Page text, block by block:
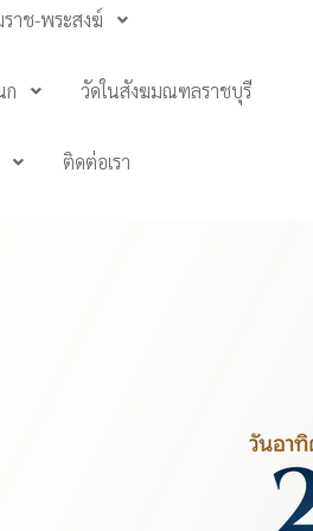
าช-พระสงฆ์
ก วัดในสังฆมณฑลราชบุรี
ติดต่อเรา